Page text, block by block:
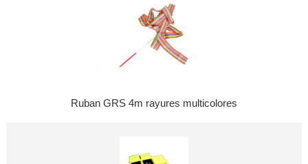
Ruban GRS 4m rayures multicolores